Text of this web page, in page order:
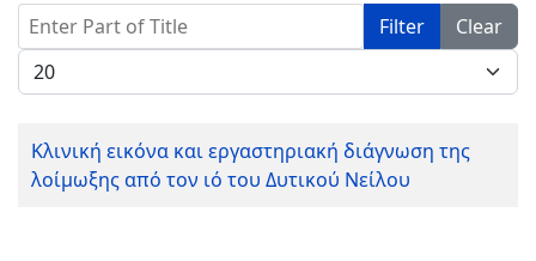
Enter Part of Title Filter
Clear
Display #
Κλινική εικόνα και εργαστηριακή διάγνωση της
λοίμωξης από τον ιό του Δυτικού Νείλου